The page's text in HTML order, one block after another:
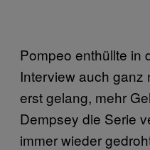
Pompeo enthüllte in
Interview auch
erst gelang, mehr
Dempsey die Serie
immer wieder